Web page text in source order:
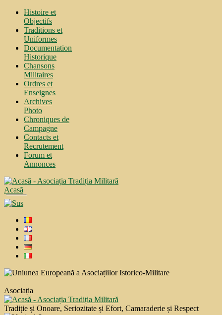
Histoire et
Objectifs
Traditions et
Uniformes
Documentation
Historique
Chansons
Militaires
Ordres et
Enseignes
Archives
Photo
Chroniques de
Campagne
Contacts et
Recrutement
Forum et
Annonces
Acasă
Asociația
Tradiție și Onoare, Seriozitate și Efort, Camaraderie și Respect